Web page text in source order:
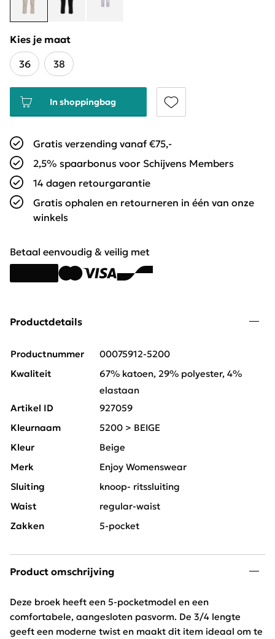
Kies je maat
36
38
In shoppingbag
Gratis verzending vanaf €75,-
2,5% spaarbonus voor Schijvens Members
14 dagen retourgarantie
Gratis ophalen en retourneren in één van onze
winkels
Betaal eenvoudig & veilig met
Productdetails
Productnummer
00075912-5200
Kwaliteit
67% katoen, 29% polyester, 4%
elastaan
Artikel ID
927059
Kleurnaam
5200 > BEIGE
Kleur
Beige
Merk
Enjoy Womenswear
Sluiting
knoop- ritssluiting
Waist
regular-waist
Zakken
5-pocket
Product omschrijving
Deze broek heeft een 5-pocketmodel en een
comfortabele, aangesloten pasvorm. De 3/4 lengte
geeft een moderne twist en maakt dit item ideaal om te